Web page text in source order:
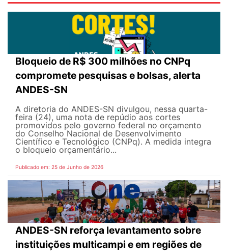
Bloqueio de R$ 300 milhões no CNPq
compromete pesquisas e bolsas, alerta
ANDES-SN
A diretoria do ANDES-SN divulgou, nessa quarta-
feira (24), uma nota de repúdio aos cortes
promovidos pelo governo federal no orçamento
do Conselho Nacional de Desenvolvimento
Científico e Tecnológico (CNPq). A medida integra
o bloqueio orçamentário...
Publicado em: 25 de Junho de 2026
ANDES-SN reforça levantamento sobre
instituições multicampi e em regiões de